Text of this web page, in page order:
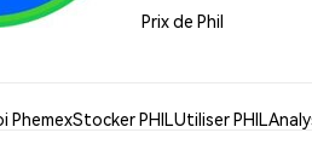
Prix de Phil
PhemexStocker PHILUtiliser PHIL